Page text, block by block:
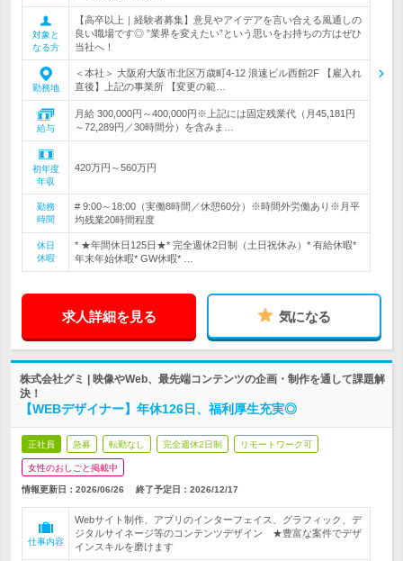
対象と
なる方
【高卒以上｜経験者募集】意見やアイデアを言い合える風通しの
良い職場です◎ ”業界を変えたい”という思いをお持ちの方はぜひ
当社へ！
勤務地
＜本社＞ 大阪府大阪市北区万歳町4-12 浪速ビル西館2F 【雇入れ
直後】上記の事業所 【変更の範…
給与
月給 300,000円～400,000円※上記には固定残業代（月45,181円
～72,289円／30時間分）を含みま…
初年度
年収
420万円～560万円
勤務
時間
# 9:00～18:00（実働8時間／休憩60分）※時間外労働あり※月平
均残業20時間程度
休日
休暇
* ★年間休日125日★* 完全週休2日制（土日祝休み）* 有給休暇*
年末年始休暇* GW休暇* …
求人詳細を見る 気になる
株式会社グミ | 映像やWeb、最先端コンテンツの企画・制作を通して課題解
決！
【WEBデザイナー】年休126日、福利厚生充実◎
正社員 急募 転勤なし 完全週休2日制 リモートワーク可
女性のおしごと掲載中
情報更新日：2026/06/26 終了予定日： 2026/12/17
仕事内容
Webサイト制作、アプリのインターフェイス、グラフィック、デ
ジタルサイネージ等のコンテンツデザイン ★豊富な案件でデザ
インスキルを磨けます